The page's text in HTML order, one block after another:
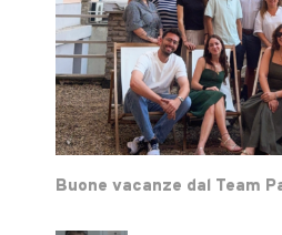
Buone vacanze dal Team